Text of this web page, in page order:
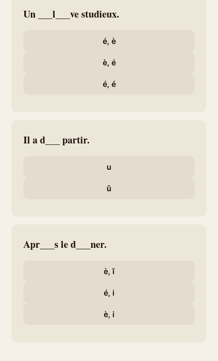
Un ___l___ve studieux.
é, è
è, é
é, é
Il a d___ partir.
u
û
Apr___s le d___ner.
è, î
é, i
è, i